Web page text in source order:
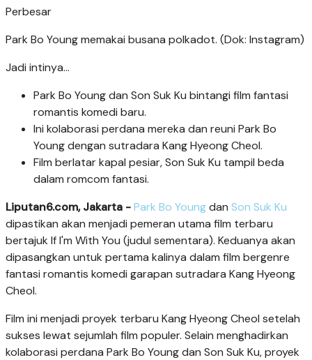
Perbesar
Park Bo Young memakai busana polkadot. (Dok: Instagram)
Jadi intinya...
Park Bo Young dan Son Suk Ku bintangi film fantasi
romantis komedi baru.
Ini kolaborasi perdana mereka dan reuni Park Bo
Young dengan sutradara Kang Hyeong Cheol.
Film berlatar kapal pesiar, Son Suk Ku tampil beda
dalam romcom fantasi.
Liputan6.com, Jakarta -Park Bo Youngdan Son Suk Ku
dipastikan akan menjadi pemeran utama film terbaru
bertajuk If I'm With You (judul sementara). Keduanya akan
dipasangkan untuk pertama kalinya dalam film bergenre
fantasi romantis komedi garapan sutradara Kang Hyeong
Cheol.
Film ini menjadi proyek terbaru Kang Hyeong Cheol setelah
sukses lewat sejumlah film populer. Selain menghadirkan
kolaborasi perdana Park Bo Young dan Son Suk Ku, proyek